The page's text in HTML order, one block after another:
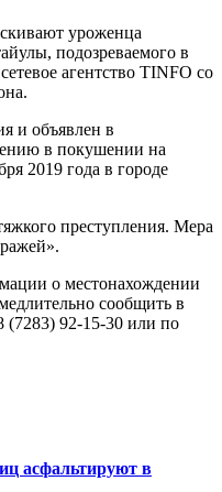
уроженца
подозреваемого в
агентство TINFO со
и объявлен в
в покушении на
2019 года в городе
преступления. Мера
о местонахождении
сообщить в
92-15-30 или по
асфальтируют в